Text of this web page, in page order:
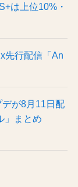
は上位10%・
先行配信「An
が8月11日配
」まとめ